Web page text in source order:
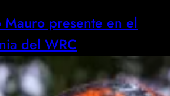
presente en el
del WRC